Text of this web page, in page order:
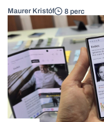
Maurer Kristóf 8 perc